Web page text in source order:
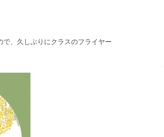
、久しぶりにクラスのフライヤー